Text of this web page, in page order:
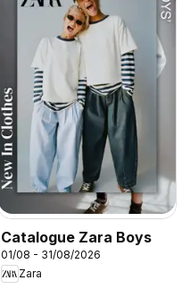
Catalogue Zara Boys
01/08 - 31/08/2026
Zara